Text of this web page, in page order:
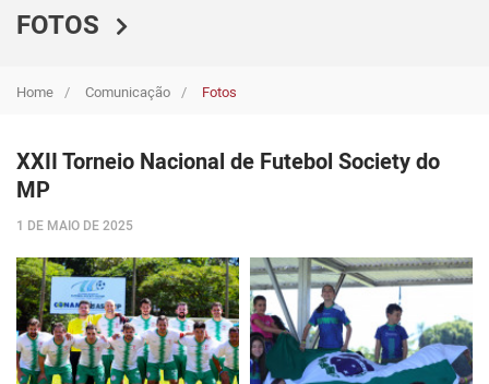
FOTOS
Home Comunicação Fotos
XXII Torneio Nacional de Futebol Society do
MP
1 DE MAIO DE 2025